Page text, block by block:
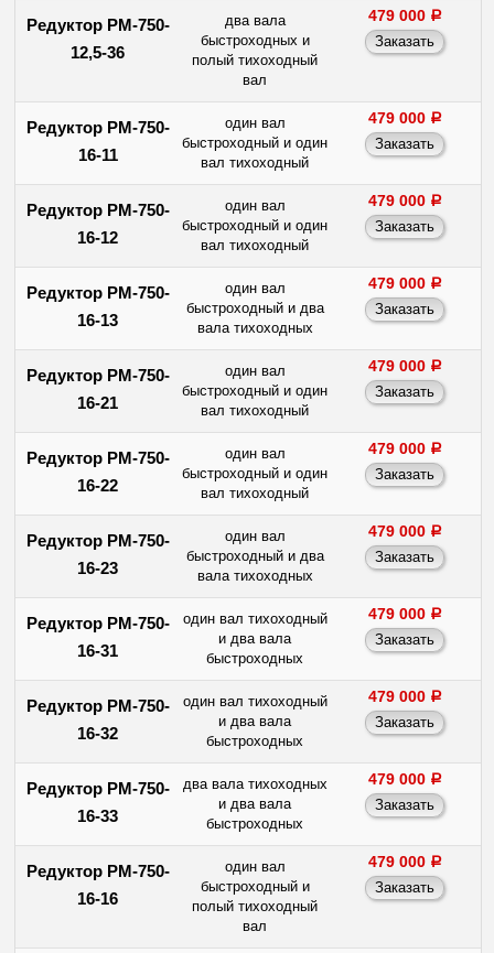
Редуктор РМ-750-
12,5-36
два вала
быстроходных и
полый тихоходный
вал
479 000 a
Редуктор РМ-750-
16-11
один вал
быстроходный и один
вал тихоходный
479 000 a
Редуктор РМ-750-
16-12
один вал
быстроходный и один
вал тихоходный
479 000 a
Редуктор РМ-750-
16-13
один вал
быстроходный и два
вала тихоходных
479 000 a
Редуктор РМ-750-
16-21
один вал
быстроходный и один
вал тихоходный
479 000 a
Редуктор РМ-750-
16-22
один вал
быстроходный и один
вал тихоходный
479 000 a
Редуктор РМ-750-
16-23
один вал
быстроходный и два
вала тихоходных
479 000 a
Редуктор РМ-750-
16-31
один вал тихоходный
и два вала
быстроходных
479 000 a
Редуктор РМ-750-
16-32
один вал тихоходный
и два вала
быстроходных
479 000 a
Редуктор РМ-750-
16-33
два вала тихоходных
и два вала
быстроходных
479 000 a
Редуктор РМ-750-
16-16
один вал
быстроходный и
полый тихоходный
вал
479 000 a